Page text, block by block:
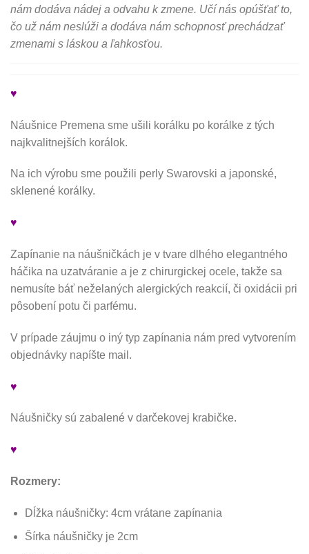
nám dodáva nádej a odvahu k zmene. Učí nás opúšťať to,
čo už nám neslúži a dodáva nám schopnosť prechádzať
zmenami s láskou a ľahkosťou.
♥
Náušnice Premena sme ušili korálku po korálke z tých
najkvalitnejších korálok.
Na ich výrobu sme použili perly Swarovski a japonské,
sklenené korálky.
♥
Zapínanie na náušničkách je v tvare dlhého elegantného
háčika na uzatváranie a je z chirurgickej ocele, takže sa
nemusíte báť neželaných alergických reakcií, či oxidácii pri
pôsobení potu či parfému.
V prípade záujmu o iný typ zapínania nám pred vytvorením
objednávky napíšte mail.
♥
Náušničky sú zabalené v darčekovej krabičke.
♥
Rozmery:
Dĺžka náušničky: 4cm vrátane zapínania
Šírka náušničky je 2cm